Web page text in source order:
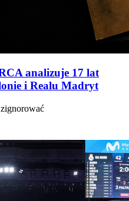
analizuje 17 lat
i Realu Madryt